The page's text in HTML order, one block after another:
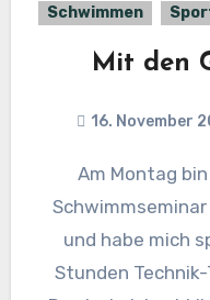
Schwimmen
Mit den
16. November
Am Montag bin ich beim Surfen auf ein
und habe mich
Stunden